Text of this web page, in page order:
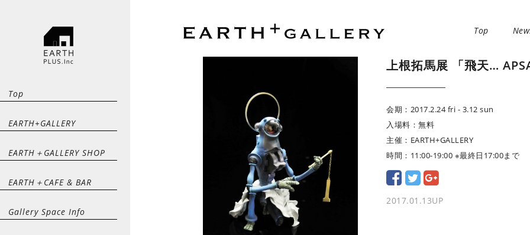
Top
EARTH+GALLERY
EARTH＋GALLERY SHOP
EARTH＋CAFE & BAR
Gallery Space Info
Top
上根拓馬展 「飛天…
会期：2017.2.24 fri - 3.12 sun
入場料：無料
主催：EARTH+GALLERY
時間：11:00-19:00 ※最終日17:00まで
2017.01.13UP